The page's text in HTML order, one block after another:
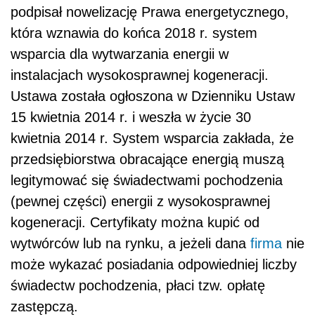
podpisał nowelizację Prawa energetycznego,
która wznawia do końca 2018 r. system
wsparcia dla wytwarzania energii w
instalacjach wysokosprawnej kogeneracji.
Ustawa została ogłoszona w Dzienniku Ustaw
15 kwietnia 2014 r. i weszła w życie 30
kwietnia 2014 r. System wsparcia zakłada, że
przedsiębiorstwa obracające energią muszą
legitymować się świadectwami pochodzenia
(pewnej części) energii z wysokosprawnej
kogeneracji. Certyfikaty można kupić od
wytwórców lub na rynku, a jeżeli dana firma nie
może wykazać posiadania odpowiedniej liczby
świadectw pochodzenia, płaci tzw. opłatę
zastępczą.